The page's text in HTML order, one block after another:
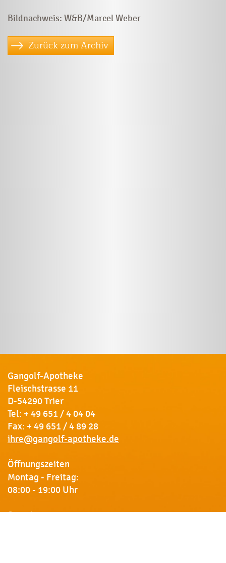
Bildnachweis: W&B/Marcel Weber
Zurück zum Archiv
Gangolf-Apotheke
Fleischstrasse 11
D-54290 Trier
Tel: + 49 651 / 4 04 04
Fax: + 49 651 / 4 89 28
ihre@gangolf-apotheke.de
Öffnungszeiten
Montag - Freitag:
08:00 - 19:00 Uhr
Samstag: